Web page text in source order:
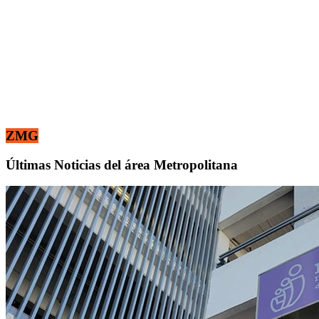
ZMG
Últimas Noticias del área Metropolitana